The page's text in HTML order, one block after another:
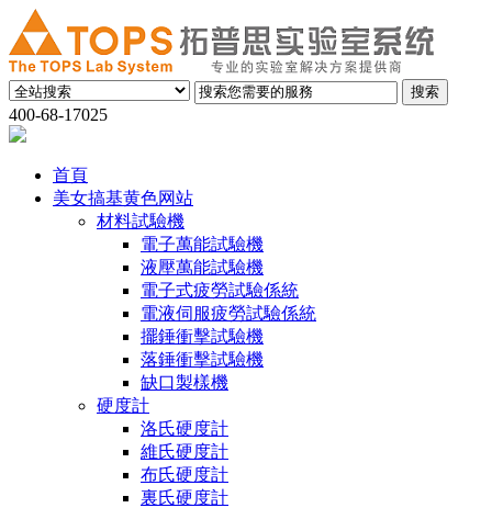
400-68-17025
首頁
美女搞基黄色网站
材料試驗機
電子萬能試驗機
液壓萬能試驗機
電子式疲勞試驗係統
電液伺服疲勞試驗係統
擺錘衝擊試驗機
落錘衝擊試驗機
缺口製樣機
硬度計
洛氏硬度計
維氏硬度計
布氏硬度計
裏氏硬度計